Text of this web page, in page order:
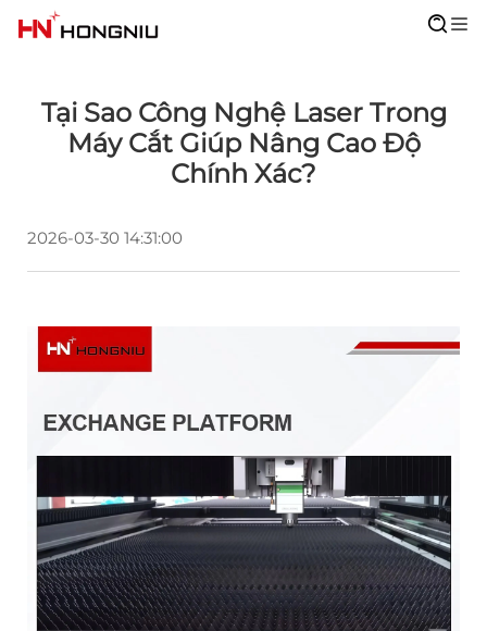
Tại Sao Công Nghệ Laser Trong
Máy Cắt Giúp Nâng Cao Độ
Chính Xác?
2026-03-30 14:31:00